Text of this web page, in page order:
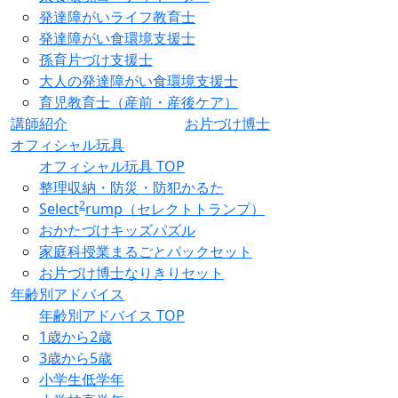
発達障がいライフ教育士
発達障がい食環境支援士
孫育片づけ支援士
大人の発達障がい食環境支援士
育児教育士（産前・産後ケア）
講師紹介
お片づけ博士
オフィシャル玩具
オフィシャル玩具 TOP
整理収納・防災・防犯かるた
Select2rump（セレクトトランプ）
おかたづけキッズパズル
家庭科授業まるごとパックセット
お片づけ博士なりきりセット
年齢別アドバイス
年齢別アドバイス TOP
1歳から2歳
3歳から5歳
小学生低学年